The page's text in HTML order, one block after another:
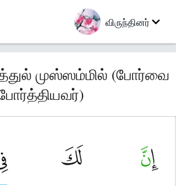
விருந்தினர்
முஸ்ஸம்மில் (போர்வை